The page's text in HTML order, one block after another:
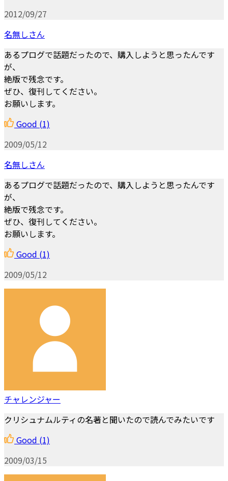
2012/09/27
名無しさん
あるプログで話題だったので、購入しようと思ったんです
が、
絶版で残念です。
ぜひ、復刊してください。
お願いします。
Good (1)
2009/05/12
名無しさん
あるプログで話題だったので、購入しようと思ったんです
が、
絶版で残念です。
ぜひ、復刊してください。
お願いします。
Good (1)
2009/05/12
チャレンジャー
クリシュナムルティの名著と聞いたので読んでみたいです
Good (1)
2009/03/15